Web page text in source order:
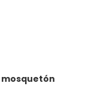
mosquetón